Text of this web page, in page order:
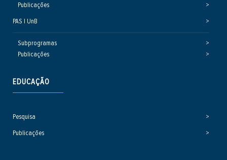
Publicações
PAS | UnB
Subprogramas
Publicações
EDUCAÇÃO
Pesquisa
Publicações